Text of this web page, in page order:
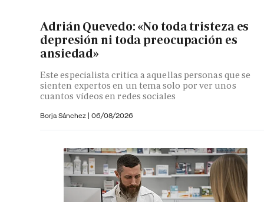
Adrián Quevedo: «No toda tristeza es
depresión ni toda preocupación es
ansiedad»
Este especialista critica a aquellas personas que se
sienten expertos en un tema solo por ver unos
cuantos vídeos en redes sociales
Borja Sánchez | 06/08/2026